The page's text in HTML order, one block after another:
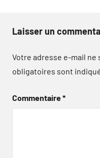
Laisser un
Votre adresse e-mail ne
obligatoires sont
Commentaire*